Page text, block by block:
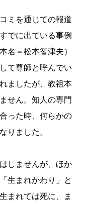
ミを通じての報道
でに出ている事例
名＝松本智津夫）
て尊師と呼んでい
ましたが、教祖本
せん。知人の専門
った時、何らかの
りました。
しませんが、ほか
生まれかわり」と
まれては死に、ま